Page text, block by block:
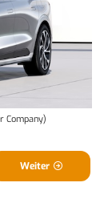
Company)
Weiter